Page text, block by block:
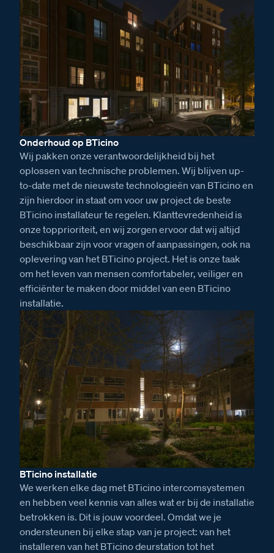
Onderhoud op BTicino
Wij pakken onze verantwoordelijkheid bij het
oplossen van technische problemen. Wij blijven up-
to-date met de nieuwste technologieën van BTicino en
zijn hierdoor in staat om voor uw project de beste
BTicino installateur te regelen. Klanttevredenheid is
onze topprioriteit, en wij zorgen ervoor dat wij altijd
beschikbaar zijn voor vragen of aanpassingen, ook na
oplevering van het BTicino project. Het is onze taak
om het leven van mensen comfortabeler, veiliger en
efficiënter te maken door middel van een BTicino
installatie.
BTicino installatie
We werken elke dag met BTicino intercomsystemen
en hebben veel kennis van alles wat er bij de installatie
betrokken is. Dit is jouw voordeel. Omdat we je
ondersteunen bij elke stap van je project: van het
installeren van het BTicino deurstation tot het